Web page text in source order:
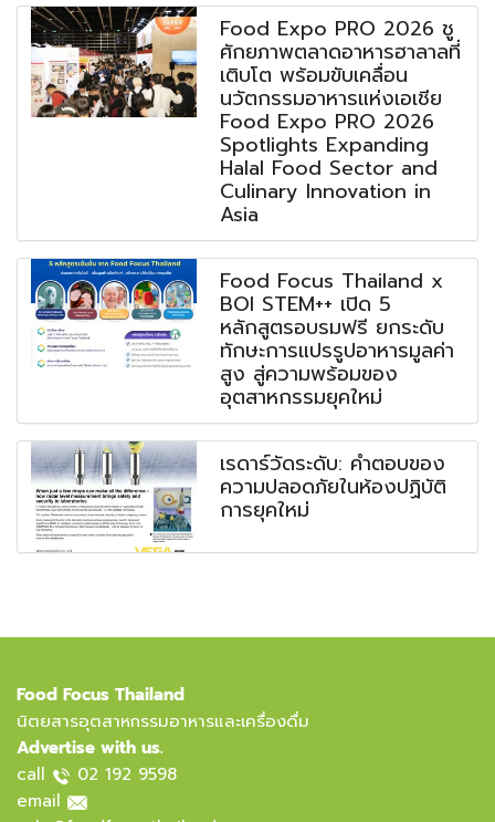
Food Expo PRO 2026 ชู
ศักยภาพตลาดอาหารฮาลาลที่
เติบโต พร้อมขับเคลื่อน
นวัตกรรมอาหารแห่งเอเชีย
Food Expo PRO 2026
Spotlights Expanding
Halal Food Sector and
Culinary Innovation in
Asia
Food Focus Thailand x
BOI STEM++ เปิด 5
หลักสูตรอบรมฟรี ยกระดับ
ทักษะการแปรรูปอาหารมูลค่า
สูง สู่ความพร้อมของ
อุตสาหกรรมยุคใหม่
เรดาร์วัดระดับ: คำตอบของ
ความปลอดภัยในห้องปฏิบัติ
การยุคใหม่
Food Focus Thailand
นิตยสารอุตสาหกรรมอาหารและเครื่องดื่ม
Advertise with us.
call
02 192 9598
email